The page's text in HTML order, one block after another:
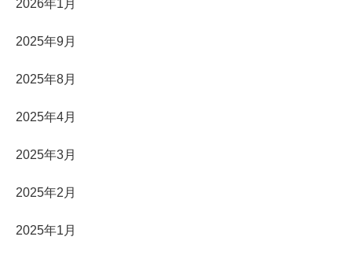
2026年1月
2025年9月
2025年8月
2025年4月
2025年3月
2025年2月
2025年1月